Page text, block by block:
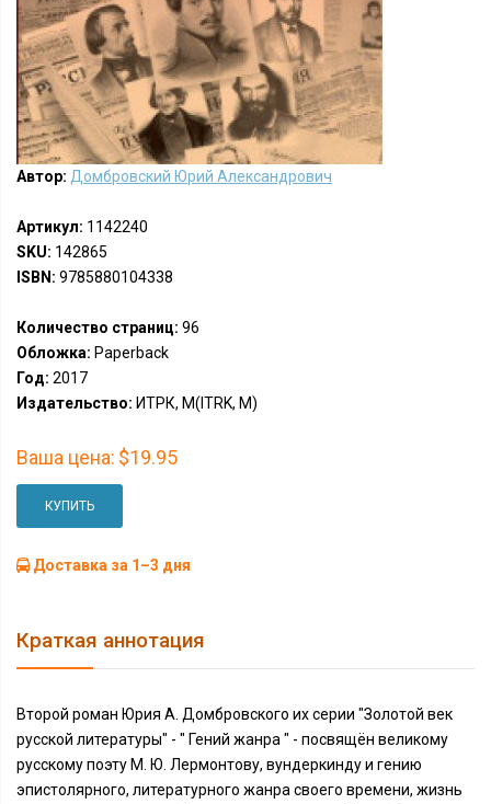
Автор: Домбровский Юрий Александрович
Артикул: 1142240
SKU: 142865
ISBN: 9785880104338
Количество страниц: 96
Обложка: Paperback
Год: 2017
Издательство: ИТРК, М(ITRK, M)
Ваша цена: $19.95
КУПИТЬ
Доставка за 1–3 дня
Краткая аннотация
Второй роман Юрия А. Домбровского их серии "Золотой век
русской литературы" - " Гений жанра " - посвящён великому
русскому поэту М. Ю. Лермонтову, вундеркинду и гению
эпистолярного, литературного жанра своего времени, жизнь